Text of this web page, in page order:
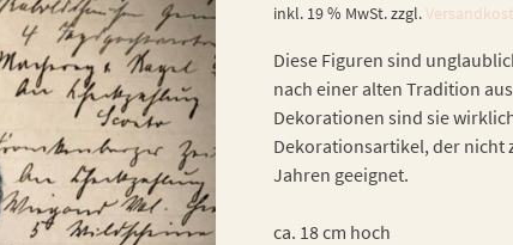
inkl. 19 % MwSt.zzgl.
Diese Figuren sind
nach einer alten Tradition
Dekorationen sind sie
Dekorationsartikel, der nicht
Jahren geeignet.
ca. 18 cm hoch